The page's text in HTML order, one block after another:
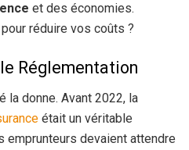
et des économies.
réduire vos coûts ?
Réglementation
la donne. Avant 2022, la
était un véritable
emprunteurs devaient attendre